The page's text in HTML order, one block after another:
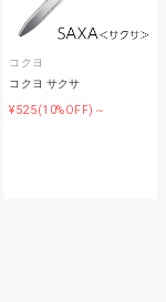
コクヨ
コクヨ サクサ
¥525(10%OFF)～